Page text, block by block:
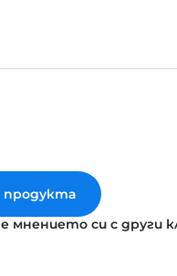
продукта
мнението си с други